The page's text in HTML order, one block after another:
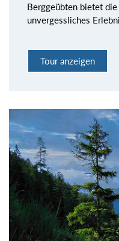
Berggeübten bietet
unvergessliches
Tour anzeigen